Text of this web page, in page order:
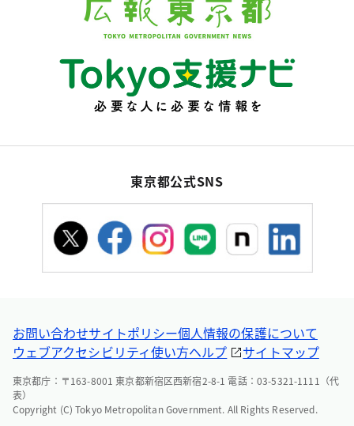
東京都公式SNS
お問い合わせサイトポリシー個人情報の保護について
ウェブアクセシビリティ使い方ヘルプ サイトマップ
東京都庁：〒163-8001 東京都新宿区西新宿2-8-1 電話：03-5321-1111（代
表）
Copyright (C) Tokyo Metropolitan Government. All Rights Reserved.